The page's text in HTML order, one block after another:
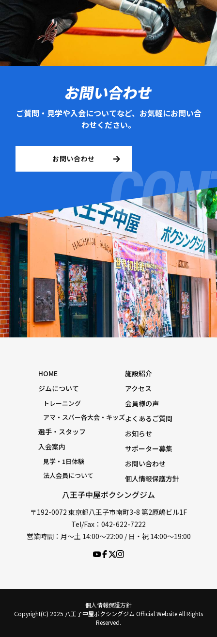
お問い合わせ
ご質問・見学や入会についてなど、お気軽にお問い合
わせください。
お問い合わせ
八王子中屋ボクシングジム
〒192-0072 東京都八王子市南町3-8 第2原嶋ビル1F
Tel/Fax：042-622-7222
営業時間：月〜土 14:00〜22:00 / 日・祝 14:00〜19:00
HOME
ジムについて
トレーニング
アマ・スパー各大会・キッズ
選手・スタッフ
入会案内
見学・1日体験
法人会員について
施設紹介
アクセス
会員様の声
よくあるご質問
お知らせ
サポーター募集
お問い合わせ
個人情報保護方針
個人情報保護方針
Copyright(C) 2025 八王子中屋ボクシングジム Official Website All Rights
Reserved.